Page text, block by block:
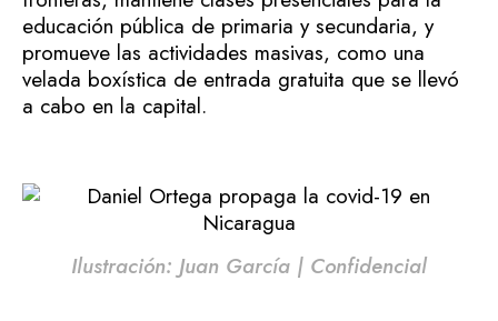
educación pública de primaria y secundaria, y
promueve las actividades masivas, como una
velada boxística de entrada gratuita que se llevó
a cabo en la capital.
Ilustración: Juan García | Confidencial